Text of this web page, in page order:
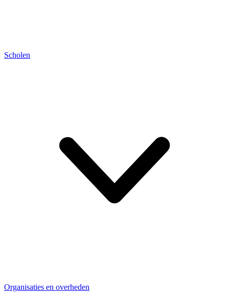
Scholen
Organisaties en overheden